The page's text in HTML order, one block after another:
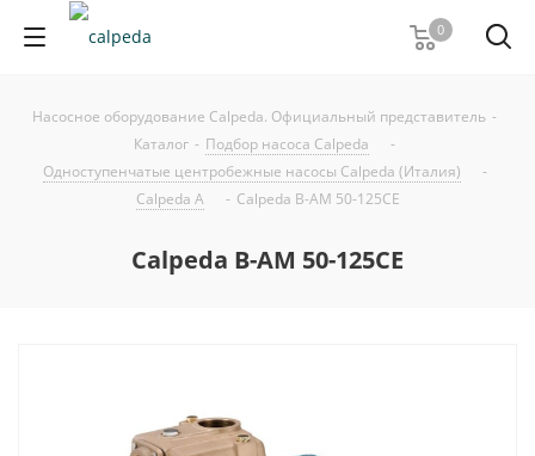
0
Насосное оборудование Calpeda. Официальный представитель -
Каталог - Подбор насоса Calpeda
-
Одноступенчатые центробежные насосы Calpeda (Италия)
-
Calpeda A
- Calpeda B-AM 50-125CE
Calpeda B-AM 50-125CE